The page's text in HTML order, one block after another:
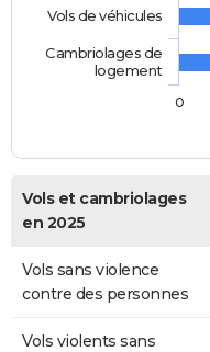
Vols de véhicules
Cambriolages de
logement
0
Vols et cambriolages
en 2025
Vols sans violence
contre des personnes
Vols violents sans